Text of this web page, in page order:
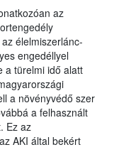
az
élelmiszerlánc-
engedéllyel
a türelmi idő alatt
a növényvédő szer
a felhasznált
Ez az
AKI által bekért